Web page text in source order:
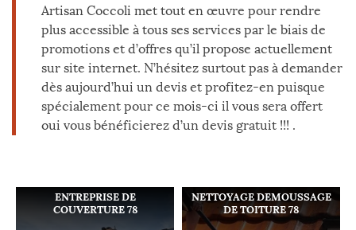
Artisan Coccoli met tout en œuvre pour rendre
plus accessible à tous ses services par le biais de
promotions et d’offres qu’il propose actuellement
sur site internet. N’hésitez surtout pas à demander
dès aujourd’hui un devis et profitez-en puisque
spécialement pour ce mois-ci il vous sera offert
oui vous bénéficierez d’un devis gratuit !!! .
ENTREPRISE DE
COUVERTURE 78
NETTOYAGE DEMOUSSAGE
DE TOITURE 78